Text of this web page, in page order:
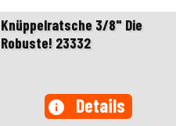
Knüppelratsche 3/8" Die
Robuste! 23332
info Details